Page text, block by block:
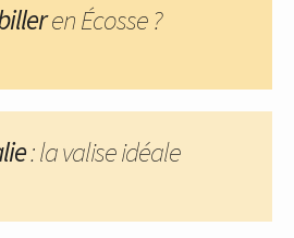
en Écosse ?
: la valise idéale